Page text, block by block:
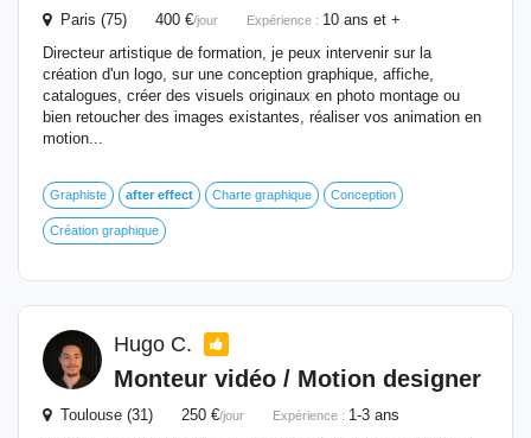
Paris (75) 400 €/jour Expérience : 10 ans et +
Directeur artistique de formation, je peux intervenir sur la
création d'un logo, sur une conception graphique, affiche,
catalogues, créer des visuels originaux en photo montage ou
bien retoucher des images existantes, réaliser vos animation en
motion...
Graphiste after effect Charte graphique Conception
Création graphique
Hugo C.
Monteur vidéo / Motion designer
Toulouse (31) 250 €/jour Expérience : 1-3 ans